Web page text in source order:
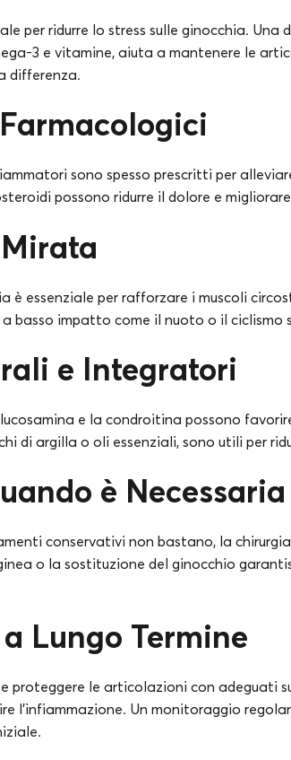
per ridurre lo stress sulle ginocchia.
3 e vitamine, aiuta a mantenere le
differenza.
sono spesso prescritti per
possono ridurre il dolore e
è essenziale per rafforzare i muscoli
basso impatto come il nuoto o il
e Integratori
e la condroitina possono
di argilla o oli essenziali, sono utili per
è Necessaria
conservativi non bastano, la chirurgia
o la sostituzione del ginocchio
Lungo Termine
proteggere le articolazioni con adeguati
l’infiammazione. Un monitoraggio